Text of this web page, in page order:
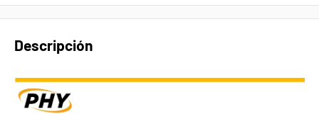
Descripción